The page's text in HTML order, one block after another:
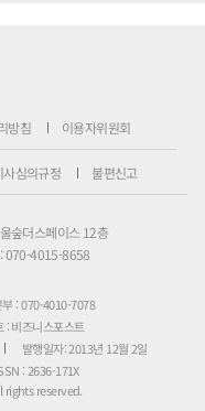
방침 이용자위원회
사심의규정 불편신고
숲더스페이스 12층
070-4015-8658
부 : 070-4010-7078
: 비즈니스포스트
발행일자: 2013년 12월 2일
: 2636-171X
rights reserved.